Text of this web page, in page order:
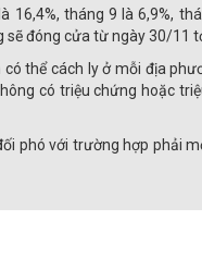
16,4%, tháng 9 là 6,9%,
sẽ đóng cửa từ ngày 30/11
thể cách ly ở mỗi địa
có triệu chứng hoặc
phó với trường hợp phải